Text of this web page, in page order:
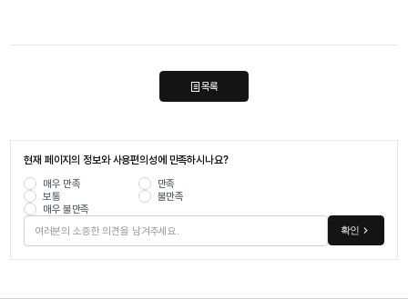
목록
현재 페이지의 정보와 사용편의성에 만족하시나요?
매우 만족
만족
보통
불만족
매우 불만족
확인